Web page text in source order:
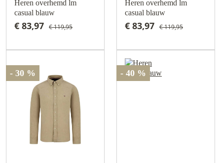
Heren overhemd lm
casual blauw
€ 83,97 € 119,95
Heren overhemd lm
casual blauw
€ 83,97 € 119,95
- 30 % - 40 %